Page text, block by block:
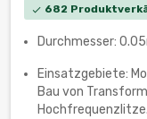
check 682
Durchmesser:
Einsatzgebiete:
Bau von
Hochfrequenzlitze.